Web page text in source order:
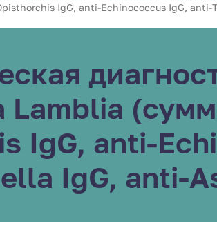
IgG, anti-Echinococcus IgG, anti-
Lamblia
IgG, anti-
IgG, anti-